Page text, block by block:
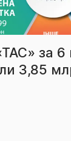
«ТАС»
66% –